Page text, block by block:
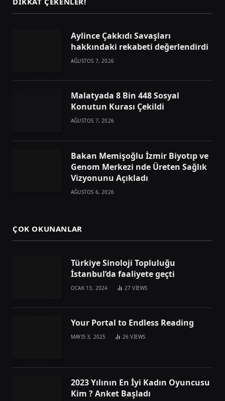
Aylince Çakkıdı Savaşları
hakkındaki rekabeti değerlendirdi
AĞUSTOS 7, 2026
Malatyada 8 Bin 448 Sosyal
Konutun Kurası Çekildi
AĞUSTOS 7, 2026
Bakan Memişoğlu İzmir Biyotıp ve
Genom Merkezi nde Üreten Sağlık
Vizyonunu Açıkladı
AĞUSTOS 6, 2026
ÇOK OKUNANLAR
Türkiye Sinoloji Topluluğu
İstanbul’da faaliyete geçti
OCAK 13, 2024 27VIEWS
Your Portal to Endless Reading
MAYIS 3, 2025 26VIEWS
2023 Yılının En İyi Kadın Oyuncusu
Kim ? Anket Başladı